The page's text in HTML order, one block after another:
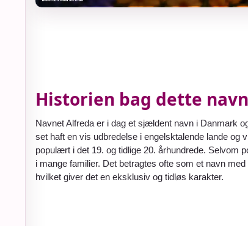
Historien bag dette navn
Navnet Alfreda er i dag et sjældent navn i Danmark
set haft en vis udbredelse i engelsktalende lande
populært i det 19. og tidlige 20. århundrede. Selvom
i mange familier. Det betragtes ofte som et navn
hvilket giver det en eksklusiv og tidløs karakter.